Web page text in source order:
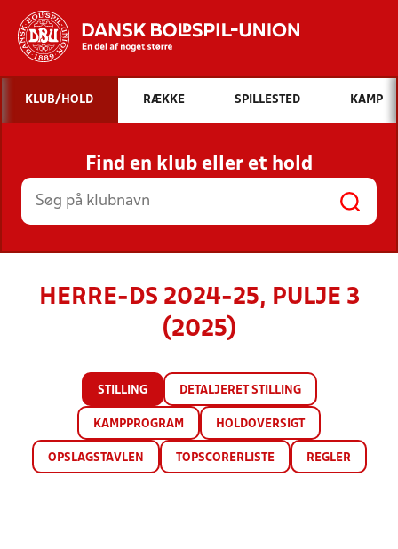
Hvad vil du søge efter?
INDHOLD OG NYHEDER
STILLINGER, RESULTATER, KLUBBER OG
HOLD
KLUB/HOLD RÆKKE SPILLESTED KAMP
Find en klub eller et hold
HERRE-DS 2024-25, PULJE 3
(2025)
STILLING DETALJERET STILLING
KAMPPROGRAM HOLDOVERSIGT
OPSLAGSTAVLEN TOPSCORERLISTE REGLER